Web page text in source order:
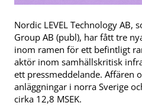
Nordic LEVEL Technology AB,
Group AB (publ), har fått tre
inom ramen för ett befintligt
aktör inom samhällskritisk
ett pressmeddelande. Affären
anläggningar i norra Sverige
cirka 12,8 MSEK.